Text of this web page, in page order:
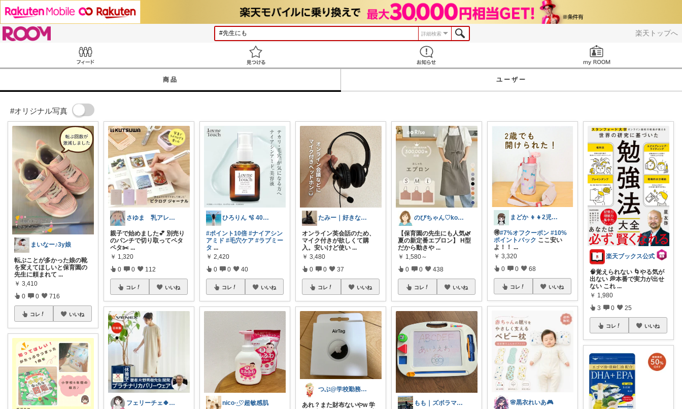
楽天トップへ
詳細検索
商品 ユーザー
#オリジナル写真
まいなー♪3y娘
転ぶことが多かった娘の靴
を変えてほしいと保育園の
先生に頼まれて ...
￥ 3,410
0 0 716
コレ いいね
さゆま 乳アレっ子ママ｜知育×子育てグッ
親子で始めました💕 別売り
のパンチで切り取ってペタ
ペタ✂️...
￥ 1,320
0 0 112
コレ いいね
フェリーチェ🍀いいね購入ありがとう🌸
ひろりん 🫧 40代美容とファッション
#ポイント10倍 #ナイアシン
アミド #毛穴ケア #ラブミー
タ ...
￥ 2,420
0 0 40
コレ いいね
nico·͜·♡超敏感肌
たみー｜好きなもの暮らし
オンライン英会話のため、
マイク付きが欲しくて購
入。安いけど使い ...
￥ 3,480
0 0 37
コレ いいね
つぶ@学校勤務しながら配信中♪
あれ？また財布ないやw 学
のびちゃん♡korati
【保育園の先生にも人気🌿
夏の新定番エプロン】 H型
だから動きや ...
￥ 1,580～
0 0 438
コレ いいね
もも｜ズボラママの購入品紹介🌼
まどか 👦👧2児のママ
🉐#7%オフクーポン #10%
ポイントバック ここ安い
よ！！...
￥ 3,320
0 0 68
コレ いいね
🌸黒衣れいあ🎮
楽天ブックス公式
🧠覚えられない 🌀やる気が
出ない 💭本番で実力が出せ
ない これ ...
￥ 1,980
3 0 25
コレ いいね